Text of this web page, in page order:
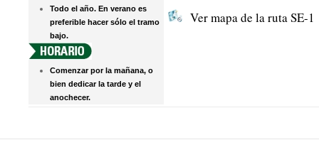
Todo el año. En verano es
preferible hacer sólo el tramo
bajo.
Comenzar por la mañana, o
bien dedicar la tarde y el
anochecer.
Ver mapa de la ruta SE-1